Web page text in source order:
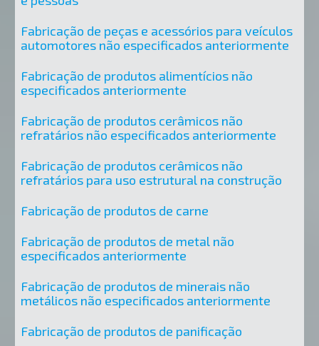
Fabricação de peças e acessórios para veículos
automotores não especificados anteriormente
Fabricação de produtos alimentícios não
especificados anteriormente
Fabricação de produtos cerâmicos não
refratários não especificados anteriormente
Fabricação de produtos cerâmicos não
refratários para uso estrutural na construção
Fabricação de produtos de carne
Fabricação de produtos de metal não
especificados anteriormente
Fabricação de produtos de minerais não
metálicos não especificados anteriormente
Fabricação de produtos de panificação